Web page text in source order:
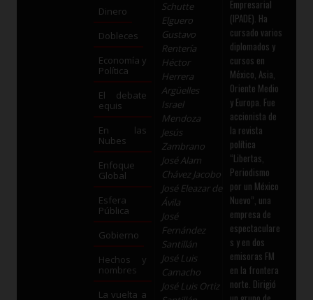
Dinero
Dobleces
Economía y
Política
El debate
equis
En las
Nubes
Enfoque
Global
Esfera
Pública
Gobierno
Hechos y
nombres
La vuelta a
Schutte
Elguero
Gustavo
Rentería
Héctor
Herrera
Argüelles
Israel
Mendoza
Jesús
Zambrano
José Alam
Chávez Jacobo
José Eleazar de
Ávila
José
Fernández
Santillán
José Luis
Camacho
José Luis Ortiz
Empresarial
(IPADE). Ha
cursado varios
diplomados y
cursos en
México, Asia,
Oriente Medio
y Europa. Fue
accionista de
la revista
política
“Libertas,
Periodismo
por un México
Nuevo”, una
empresa de
espectaculare
s y en dos
emisoras FM
en la frontera
norte. Dirigió